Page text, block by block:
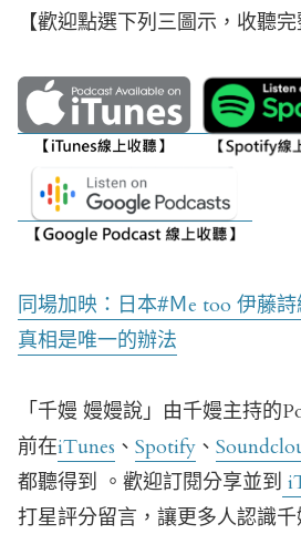
【歡迎點選下列三圖示，收聽完
同場加映：日本#Ｍe too 伊藤
真相是唯一的辦法
「千嫚 嫚嫚說」由千嫚主持的
前在iTunes 、 Spotify 、
都聽得到 。歡迎訂閱分享並到
打星評分留言，讓更多人認識